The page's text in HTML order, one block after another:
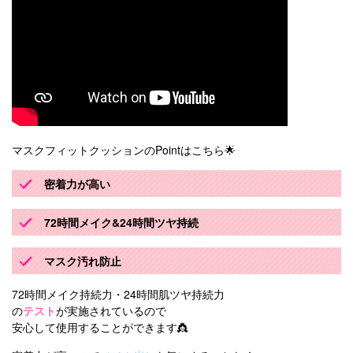
マスクフィットクッションのPointはこちら🌟
密着力が高い
72時間メイク&24時間ツヤ持続
マスク汚れ防止
72時間メイク持続力・24時間肌ツヤ持続力
のテストが実施されているので
安心して使用することができます👸